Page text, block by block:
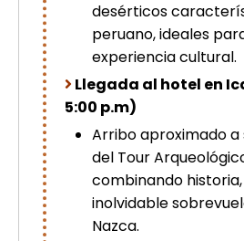
desérticos
peruano, ideales
experiencia cultural.
Llegada al hotel en
5:00 p.m)
Arribo aproximado a
del Tour
combinando
inolvidable
Nazca.